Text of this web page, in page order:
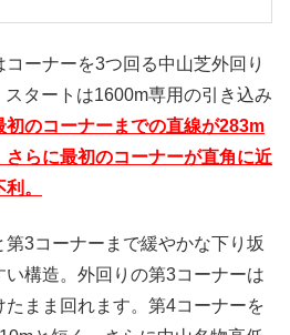
ーナーを3つ回る中山芝外回り
タートは1600m専用の引き込み
初のコーナーまでの直線が283m
さらに最初のコーナーが直角に近
。
3コーナーまで緩やかな下り坂
構造。外回りの第3コーナーは
まま回れます。第4コーナーを